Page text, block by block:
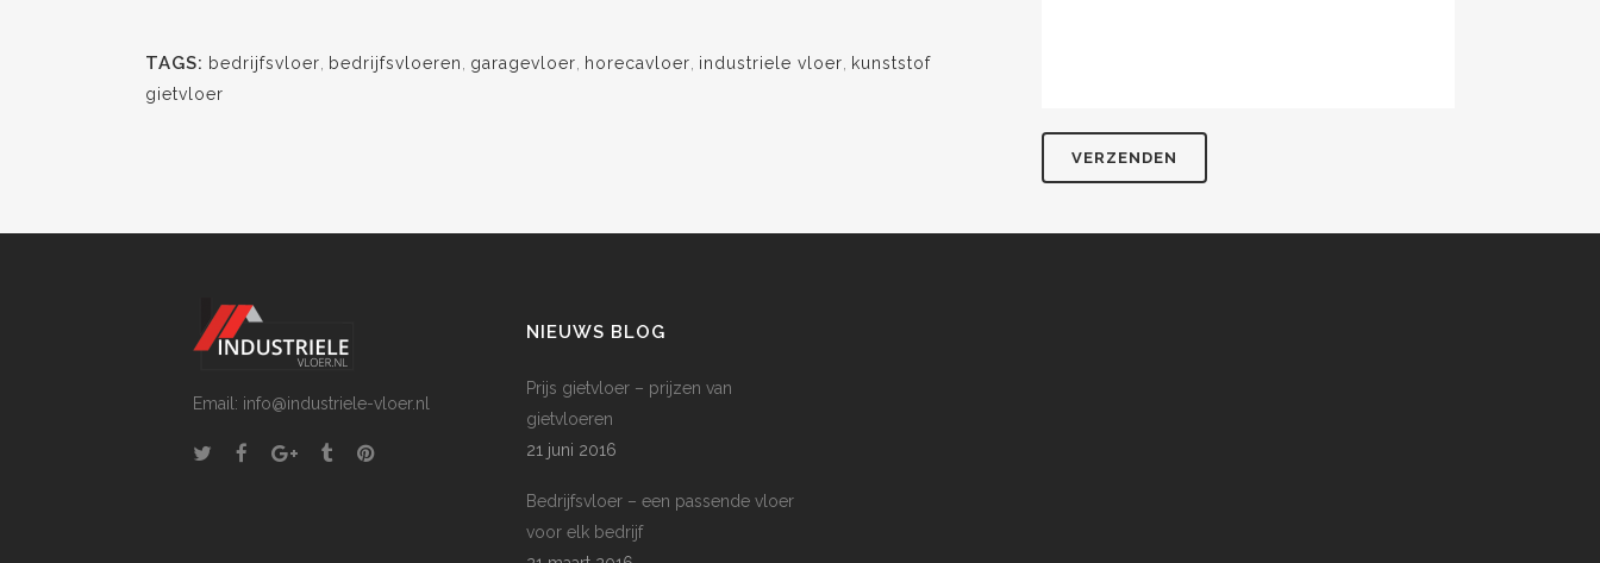
TAGS: bedrijfsvloer bedrijfsvloeren garagevloer horecavloer industriele vloer
kunststof
gietvloer
Email: info@industriele-vloer.nl
NIEUWS BLOG
Prijs gietvloer – prijzen van
gietvloeren
21 juni 2016
Bedrijfsvloer – een passende vloer
voor elk bedrijf